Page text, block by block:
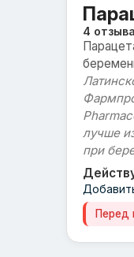
4 отзыва
лучше
при
Перед